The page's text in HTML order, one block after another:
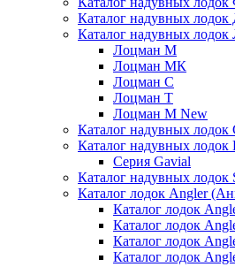
Каталог надувных лодок
Каталог надувных лодок
Лоцман М
Лоцман МК
Лоцман С
Лоцман Т
Лоцман М New
Каталог надувных лодок
Каталог надувных лодок
Серия Gavial
Каталог надувных лодок
Каталог лодок Angler
Каталог лодок
Каталог лодок
Каталог лодок
Каталог лодок